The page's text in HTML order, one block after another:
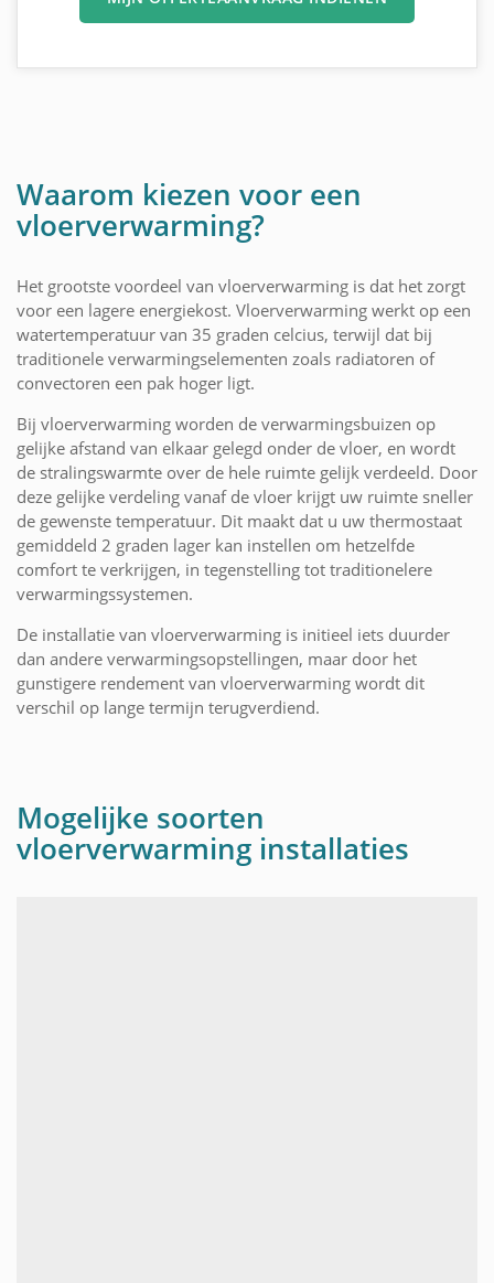
Waarom kiezen voor een
vloerverwarming?
Het grootste voordeel van vloerverwarming is dat het zorgt
voor een lagere energiekost. Vloerverwarming werkt op een
watertemperatuur van 35 graden celcius, terwijl dat bij
traditionele verwarmingselementen zoals radiatoren of
convectoren een pak hoger ligt.
Bij vloerverwarming worden de verwarmingsbuizen op
gelijke afstand van elkaar gelegd onder de vloer, en wordt
de stralingswarmte over de hele ruimte gelijk verdeeld. Door
deze gelijke verdeling vanaf de vloer krijgt uw ruimte sneller
de gewenste temperatuur. Dit maakt dat u uw thermostaat
gemiddeld 2 graden lager kan instellen om hetzelfde
comfort te verkrijgen, in tegenstelling tot traditionelere
verwarmingssystemen.
De installatie van vloerverwarming is initieel iets duurder
dan andere verwarmingsopstellingen, maar door het
gunstigere rendement van vloerverwarming wordt dit
verschil op lange termijn terugverdiend.
Mogelijke soorten
vloerverwarming installaties